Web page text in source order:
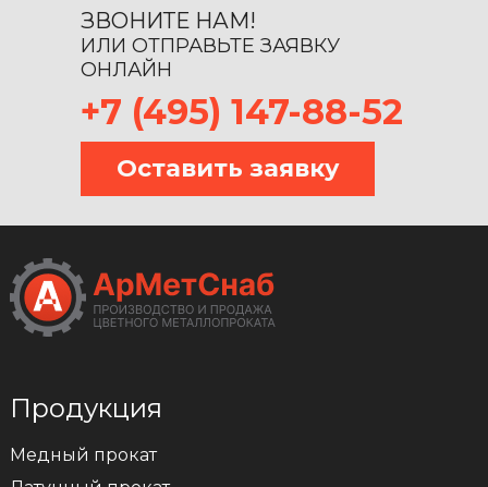
ЗВОНИТЕ НАМ!
ИЛИ ОТПРАВЬТЕ ЗАЯВКУ
ОНЛАЙН
+7 (495) 147-88-52
Оставить заявку
Продукция
Медный прокат